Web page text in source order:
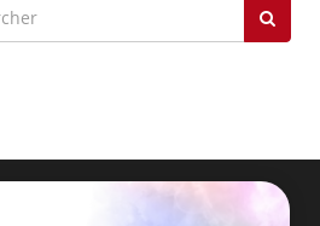
caries pouvaient bientôt